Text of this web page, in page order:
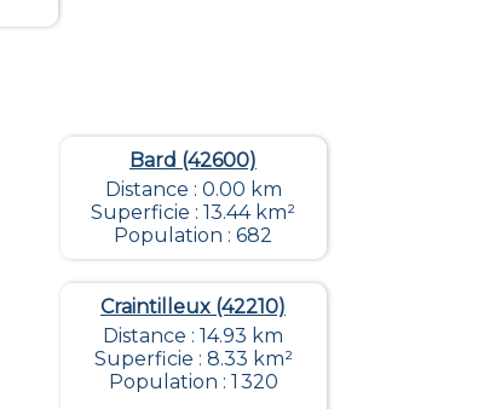
Bard (42600)
Distance : 0.00 km
Superficie : 13.44 km²
Population : 682
Craintilleux (42210)
Distance : 14.93 km
Superficie : 8.33 km²
Population : 1 320